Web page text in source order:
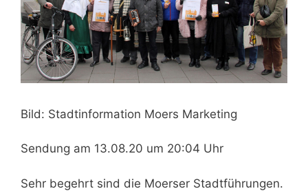
Bild: Stadtinformation Moers Marketing
Sendung am 13.08.20 um 20:04 Uhr
Sehr begehrt sind die Moerser Stadtführungen.